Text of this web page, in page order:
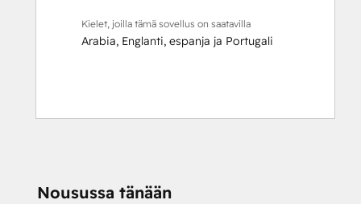
Kielet, joilla tämä sovellus on saatavilla
Arabia, Englanti, espanja ja Portugali
Nousussa tänään